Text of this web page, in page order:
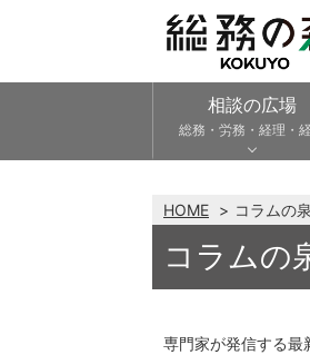
相談の広場
総務・労務・経理・
HOME コラムの泉
コラムの
専門家が発信する最